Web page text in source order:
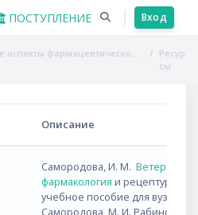
ПОСТУПЛЕНИЕ Вход
Правовые аспекты фармацевтической деятельности
Ресур
сы
Описание
Самородова, И. М.
фармакология и рецептура :
учебное пособие для вузов /
Самородова, М. И. Рабинович.